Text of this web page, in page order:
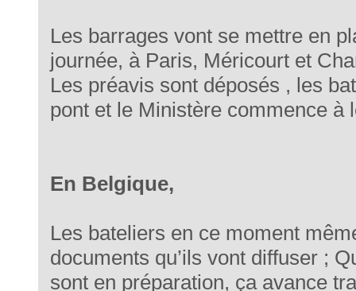
Les barrages vont se mettre en
journée, à Paris, Méricourt et
Les préavis sont déposés , les
pont et le Ministère commence à
En Belgique,
Les bateliers en ce moment
documents qu’ils vont diffuser ;
sont en préparation, ça avance